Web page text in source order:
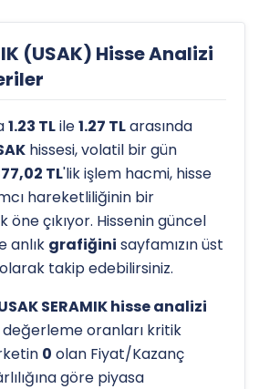
(USAK) Hisse Analizi
1.23 TLile1.27 TLarasında
hissesi, volatil bir gün
TL'lik işlem hacmi, hisse
hareketliliğinin bir
çıkıyor. Hissenin güncel
anlık grafiğini sayfamızın üst
olarak takip edebilirsiniz.
SERAMIK hisse analizi
oranları kritik
0 olan Fiyat/Kazanç
göre piyasa